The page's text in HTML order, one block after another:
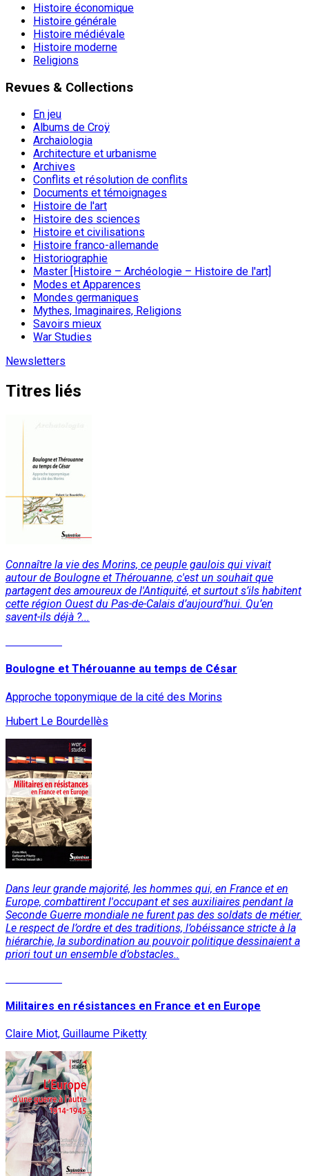
Histoire économique
Histoire générale
Histoire médiévale
Histoire moderne
Religions
Revues & Collections
En jeu
Albums de Croÿ
Archaiologia
Architecture et urbanisme
Archives
Conflits et résolution de conflits
Documents et témoignages
Histoire de l'art
Histoire des sciences
Histoire et civilisations
Histoire franco-allemande
Historiographie
Master [Histoire – Archéologie – Histoire de l'art]
Modes et Apparences
Mondes germaniques
Mythes, Imaginaires, Religions
Savoirs mieux
War Studies
Newsletters
Titres liés
Connaître la vie des Morins, ce peuple gaulois qui vivait
autour de Boulogne et Thérouanne, c'est un souhait que
partagent des amoureux de l'Antiquité, et surtout s’ils habitent
cette région Ouest du Pas-de-Calais d’aujourd’hui. Qu’en
savent-ils déjà ?...
Boulogne et Thérouanne au temps de César
Approche toponymique de la cité des Morins
Hubert Le Bourdellès
Dans leur grande majorité, les hommes qui, en France et en
Europe, combattirent l'occupant et ses auxiliaires pendant la
Seconde Guerre mondiale ne furent pas des soldats de métier.
Le respect de l’ordre et des traditions, l’obéissance stricte à la
hiérarchie, la subordination au pouvoir politique dessinaient a
priori tout un ensemble d’obstacles..
Militaires en résistances en France et en Europe
Claire Miot, Guillaume Piketty